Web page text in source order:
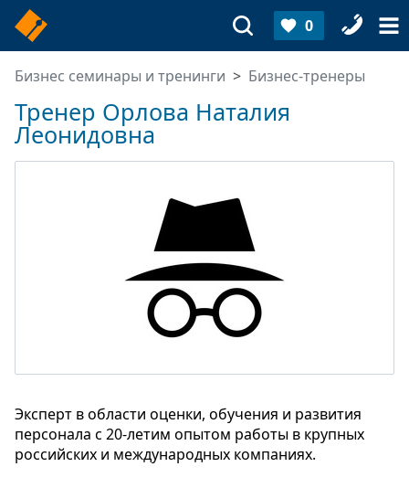
0
Бизнес семинары и тренинги Бизнес-тренеры
Тренер Орлова Наталия
Леонидовна
Эксперт в области оценки, обучения и развития
персонала с 20-летим опытом работы в крупных
российских и международных компаниях.